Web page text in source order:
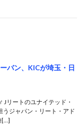
バン、KICが埼玉・日
リートのユナイテッド・
うジャパン・リート・アド
[…]